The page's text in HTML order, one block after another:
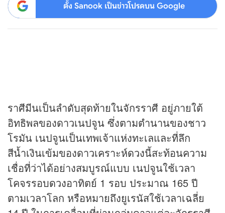
ตั้ง Sanook เป็นข่าวโปรดบน Google
ราศีมีนเป็นลำดับสุดท้ายในจักรราศี อยู่ภายใต้
อิทธิพลของดาวเนปจูน ซึ่งตามตำนานของชาว
โรมัน เนปจูนเป็นเทพเจ้าแห่งทะเลและที่ลึก
สีน้ำเงินเข้มของดาวเคราะห์ดวงนี้สะท้อนความ
เชื่อที่ว่าได้อย่างสมบูรณ์แบบ เนปจูนใช้เวลา
โคจรรอบดวงอาทิตย์ 1 รอบ ประมาณ 165 ปี
ตามเวลาโลก หรือหมายถึงยูเรนัสใช้เวลาเฉลี่ย